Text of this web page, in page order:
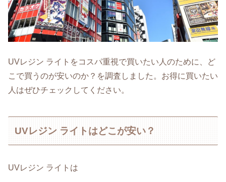
UVレジン ライトをコスパ重視で買いたい人のために、ど
こで買うのが安いのか？を調査しました。お得に買いたい
人はぜひチェックしてください。
UVレジン ライトはどこが安い？
UVレジン ライトは